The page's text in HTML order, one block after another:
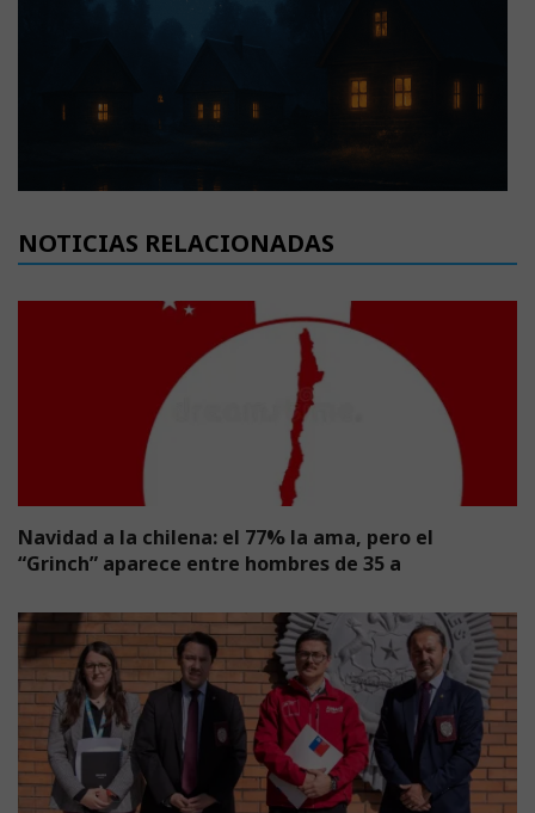
NOTICIAS RELACIONADAS
Navidad a la chilena: el 77% la ama, pero el
“Grinch” aparece entre hombres de 35 a